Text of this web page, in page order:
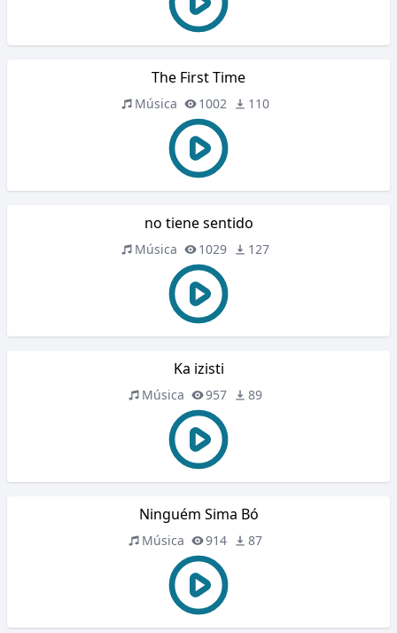
The First Time
Música 1002 110
no tiene sentido
Música 1029 127
Ka izisti
Música 957 89
Ninguém Sima Bó
Música 914 87